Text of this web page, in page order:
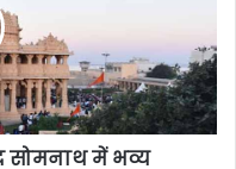
सोमनाथ में भव्य